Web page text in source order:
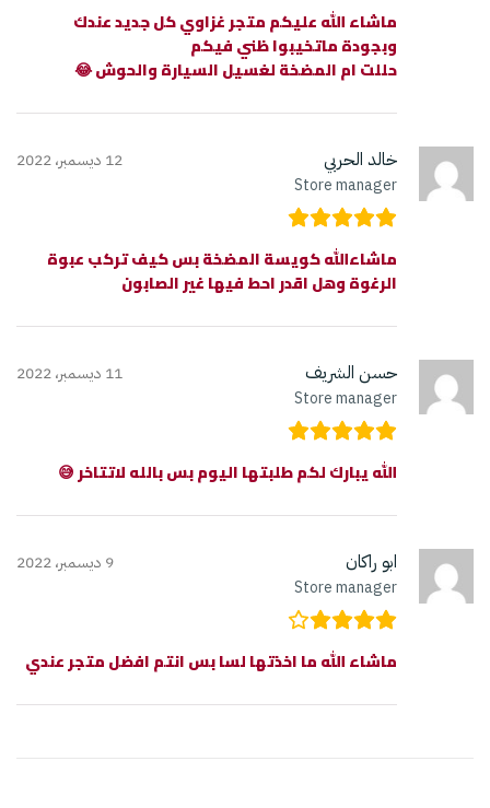
ماشاء الله عليكم متجر غزاوي كل جديد عندك
وبجودة ماتخيبوا ظني فيكم
حللت ام المضخة لغسيل السيارة والحوش 😂
خالد الحربي
Store manager
12 ديسمبر، 2022
ماشاءالله كويسة المضخة بس كيف تركب عبوة
الرغوة وهل اقدر احط فيها غير الصابون
حسن الشريف
Store manager
11 ديسمبر، 2022
الله يبارك لكم طلبتها اليوم بس بالله لاتتاخر 😅
ابو راكان
Store manager
9 ديسمبر، 2022
ماشاء الله ما اخذتها لسا بس انتم افضل متجر عندي